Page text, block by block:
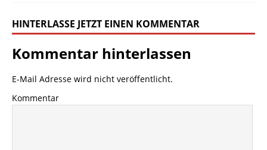
HINTERLASSE JETZT EINEN KOMMENTAR
Kommentar hinterlassen
E-Mail Adresse wird nicht veröffentlicht.
Kommentar